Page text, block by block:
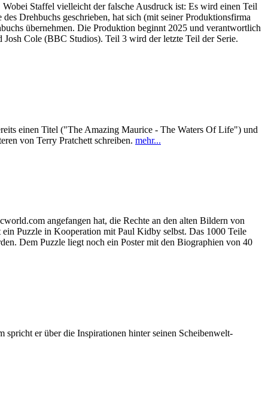
Staffel vielleicht der falsche Ausdruck ist: Es wird einen Teil
Drehbuchs geschrieben, hat sich (mit seiner Produktionsfirma
übernehmen. Die Produktion beginnt 2025 und verantwortlich
Cole (BBC Studios). Teil 3 wird der letzte Teil der Serie.
einen Titel ("The Amazing Maurice - The Waters Of Life") und
von Terry Pratchett schreiben. mehr...
angefangen hat, die Rechte an den alten Bildern von
Puzzle in Kooperation mit Paul Kidby selbst. Das 1000 Teile
Dem Puzzle liegt noch ein Poster mit den Biographien von 40
er über die Inspirationen hinter seinen Scheibenwelt-